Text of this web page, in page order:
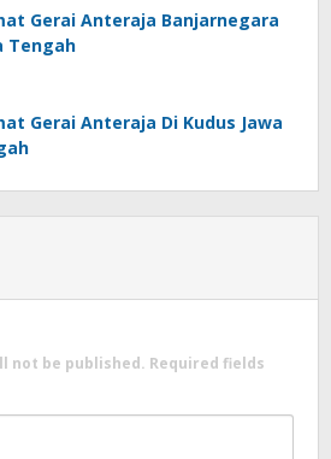
Gerai Anteraja Banjarnegara
Tengah
Gerai Anteraja Di Kudus Jawa
not be published. Required fields